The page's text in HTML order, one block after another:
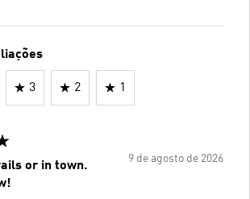
3 2 1
9 de agosto de 2026
or in town.